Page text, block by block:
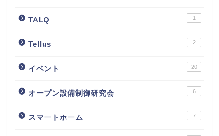
TALQ 1
Tellus 2
イベント 20
オープン設備制御研究会 6
スマートホーム 7